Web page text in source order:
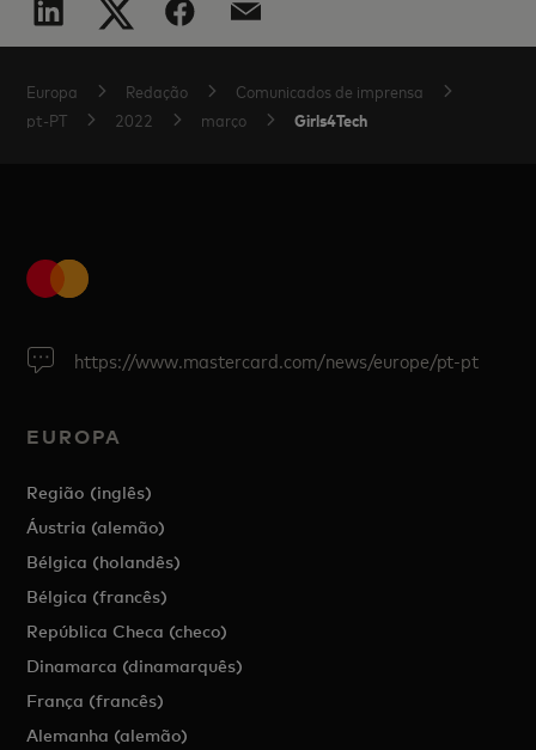
Europa Redação
Comunicados de imprensa
pt-PT
2022 março Girls4Tech
https://www.mastercard.com/news/europe/pt-pt
EUROPA
Região (inglês)
Áustria (alemão)
Bélgica (holandês)
Bélgica (francês)
República Checa (checo)
Dinamarca (dinamarquês)
França (francês)
Alemanha (alemão)